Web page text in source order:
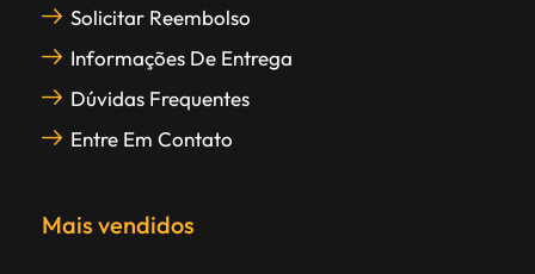
Solicitar Reembolso
Informações De Entrega
Dúvidas Frequentes
Entre Em Contato
Mais vendidos